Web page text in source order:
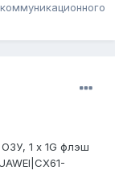
1 х 1G флэш